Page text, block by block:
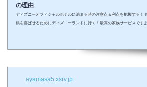
の理由
ディズニーオフィシャルホテルに泊まる時の注意点＆利点を把握する！
供を喜ばせるためにディズニーランドに行く！最高の家族サービスです
ラした夢の国を可愛い我が子に見せたかったのに・・・。 そんな時、「
ayamasa5.xsrv.jp